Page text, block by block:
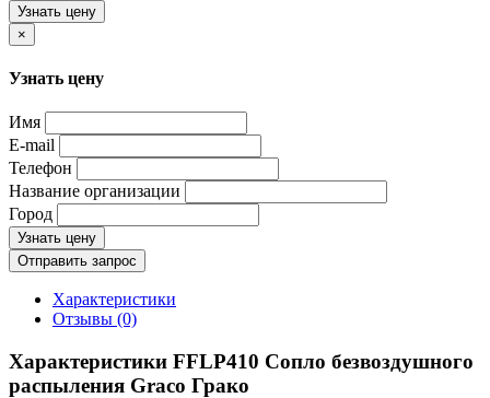
Узнать цену
×
Узнать цену
Имя
E-mail
Телефон
Название организации
Город
Узнать цену
Отправить запрос
Характеристики
Отзывы (0)
Характеристики FFLP410 Сопло безвоздушного
распыления Graco Грако